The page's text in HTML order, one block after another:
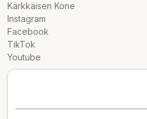
Kärkkäisen Kone
Instagram
Facebook
TikTok
Youtube